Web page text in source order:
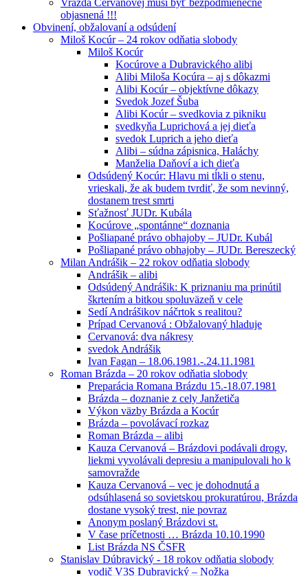
objasnená !!!
Obvinení, obžalovaní a odsúdení
Miloš Kocúr – 24 rokov odňatia slobody
Miloš Kocúr
Kocúrove a Dubravického alibi
Alibi Miloša Kocúra – aj s dôkazmi
Alibi Kocúr – objektívne dôkazy
Svedok Jozef Šuba
Alibi Kocúr – svedkovia z pikniku
svedkyňa Luprichová a jej dieťa
svedok Luprich a jeho dieťa
Alibi – súdna zápisnica, Haláchy
Manželia Daňoví a ich dieťa
Odsúdený Kocúr: Hlavu mi tĺkli o stenu,
vrieskali, že ak budem tvrdiť, že som nevinný,
dostanem trest smrti
Sťažnosť JUDr. Kubála
Kocúrove „spontánne“ doznania
Pošliapané právo obhajoby – JUDr. Kubál
Pošliapané právo obhajoby – JUDr. Bereszecký
Milan Andrášik – 22 rokov odňatia slobody
Andrášik – alibi
Odsúdený Andrášik: K priznaniu ma prinútil
škrtením a bitkou spoluväzeň v cele
Sedí Andrášikov náčrtok s realitou?
Prípad Cervanová : Obžalovaný hladuje
Cervanová: dva nákresy
svedok Andrášik
Ivan Fagan – 18.06.1981.-.24.11.1981
Roman Brázda – 20 rokov odňatia slobody
Preparácia Romana Brázdu 15.-18.07.1981
Brázda – doznanie z cely Janžetiča
Výkon väzby Brázda a Kocúr
Brázda – povolávací rozkaz
Roman Brázda – alibi
Kauza Cervanová – Brázdovi podávali drogy,
liekmi vyvolávali depresiu a manipulovali ho k
samovražde
Kauza Cervanová – vec je dohodnutá a
odsúhlasená so sovietskou prokuratúrou, Brázda
dostane vysoký trest, nie povraz
Anonym poslaný Brázdovi st.
V čase príčetnosti … Brázda 10.10.1990
List Brázda NS ČSFR
Stanislav Dúbravický - 18 rokov odňatia slobody
vodič V3S Dubravický – Nožka